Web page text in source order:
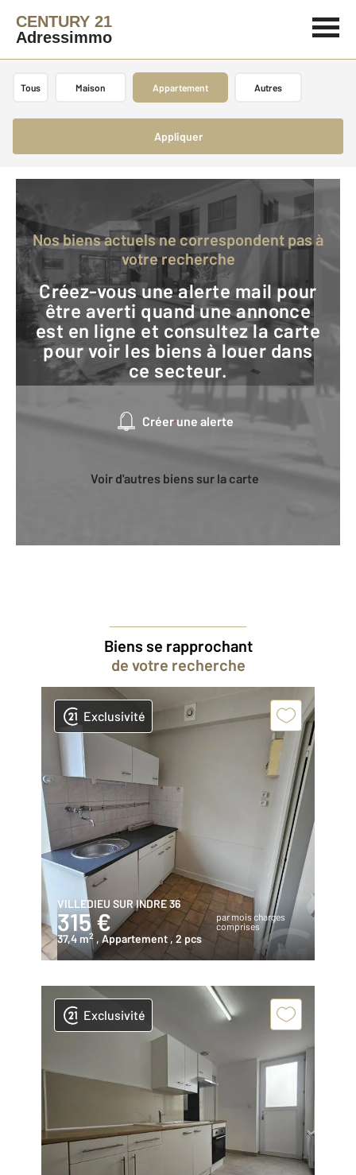
CENTURY 21
Adressimmo
Tous Maison Appartement Autres
Appliquer
Nos biens actuels ne correspondent pas à
votre recherche
Créez-vous une alerte mail pour
être averti quand une annonce
est en ligne et consultez la carte
pour voir les biens à louer dans
ce secteur.
Créer une alerte
Voir d'autres biens sur la carte
Biens se rapprochant
de votre recherche
Exclusivité
VILLEDIEU SUR INDRE 36
315 €
par mois charges
comprises
37,4 m2 , Appartement , 2 pcs
Exclusivité